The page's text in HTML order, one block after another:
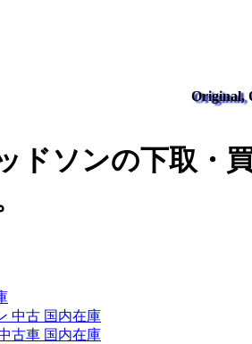
Original,
ドソンの下取・
中古 国内在庫
古車 国内在庫